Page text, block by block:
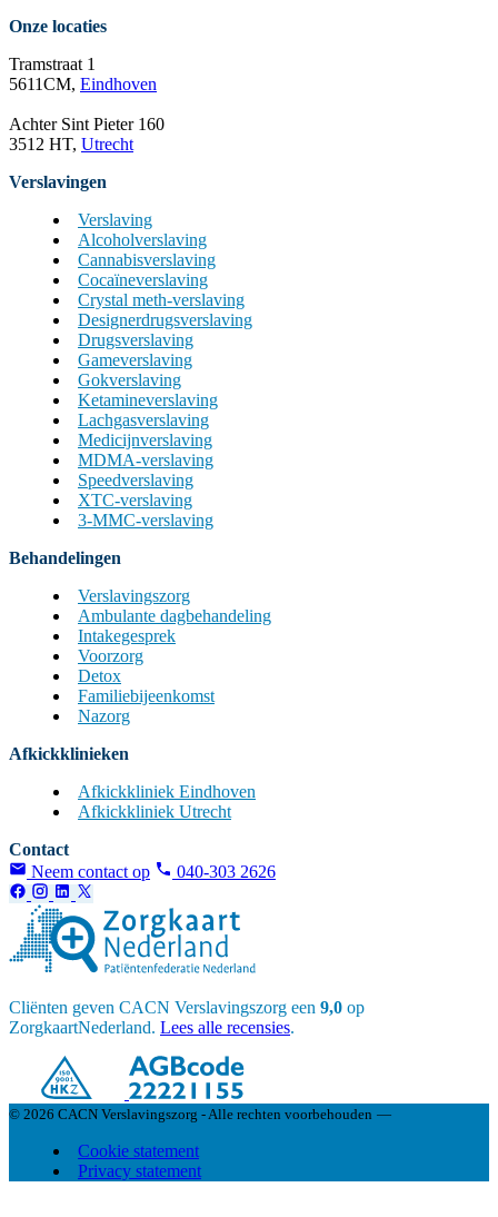
Onze locaties
Tramstraat 1
5611CM, Eindhoven
Achter Sint Pieter 160
3512 HT, Utrecht
Verslavingen
Verslaving
Alcoholverslaving
Cannabisverslaving
Cocaïneverslaving
Crystal meth-verslaving
Designerdrugsverslaving
Drugsverslaving
Gameverslaving
Gokverslaving
Ketamineverslaving
Lachgasverslaving
Medicijnverslaving
MDMA-verslaving
Speedverslaving
XTC-verslaving
3-MMC-verslaving
Behandelingen
Verslavingszorg
Ambulante dagbehandeling
Intakegesprek
Voorzorg
Detox
Familiebijeenkomst
Nazorg
Afkickklinieken
Afkickkliniek Eindhoven
Afkickkliniek Utrecht
Contact
Neem contact op
040-303 2626
Cliënten geven CACN Verslavingszorg een 9,0 op
ZorgkaartNederland. Lees alle recensies.
© 2026 CACN Verslavingszorg - Alle rechten voorbehouden —
Cookie statement
Privacy statement